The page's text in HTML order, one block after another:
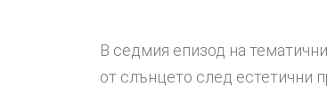
В седмия епизод на
от слънцето след естетични